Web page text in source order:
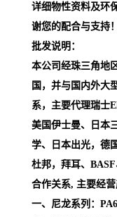
详细物性资料及环
谢您的配合与支持！
批发说明：
本公司经珠三角地
国，并与国内外大
系，主要代理瑞士
美国伊士曼、日本
学、日本出光，德
杜邦，拜耳、
合作关系, 主要经营
一、尼龙系列：